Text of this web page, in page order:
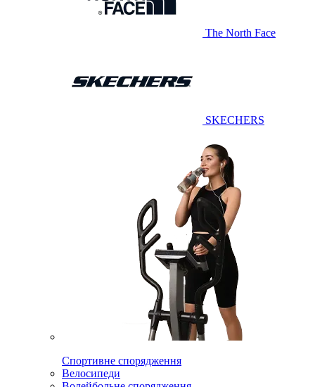
The North Face
SKECHERS
Спортивне спорядження
Велосипеди